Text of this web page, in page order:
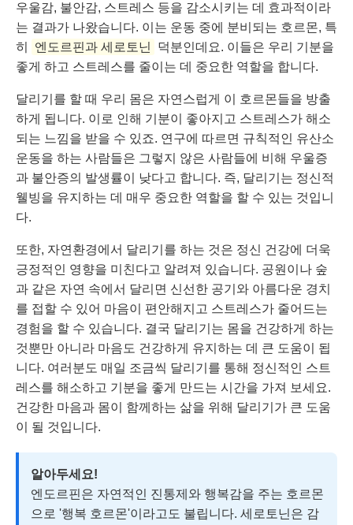
우울감, 불안감, 스트레스 등을 감소시키는 데 효과적이라
는 결과가 나왔습니다. 이는 운동 중에 분비되는 호르몬, 특
히
엔도르핀과 세로토닌
덕분인데요. 이들은 우리 기분을
좋게 하고 스트레스를 줄이는 데 중요한 역할을 합니다.
달리기를 할 때 우리 몸은 자연스럽게 이 호르몬들을 방출
하게 됩니다. 이로 인해 기분이 좋아지고 스트레스가 해소
되는 느낌을 받을 수 있죠. 연구에 따르면 규칙적인 유산소
운동을 하는 사람들은 그렇지 않은 사람들에 비해 우울증
과 불안증의 발생률이 낮다고 합니다. 즉, 달리기는 정신적
웰빙을 유지하는 데 매우 중요한 역할을 할 수 있는 것입니
다.
또한, 자연환경에서 달리기를 하는 것은 정신 건강에 더욱
긍정적인 영향을 미친다고 알려져 있습니다. 공원이나 숲
과 같은 자연 속에서 달리면 신선한 공기와 아름다운 경치
를 접할 수 있어 마음이 편안해지고 스트레스가 줄어드는
경험을 할 수 있습니다. 결국 달리기는 몸을 건강하게 하는
것뿐만 아니라 마음도 건강하게 유지하는 데 큰 도움이 됩
니다. 여러분도 매일 조금씩 달리기를 통해 정신적인 스트
레스를 해소하고 기분을 좋게 만드는 시간을 가져 보세요.
건강한 마음과 몸이 함께하는 삶을 위해 달리기가 큰 도움
이 될 것입니다.
알아두세요!
엔도르핀은 자연적인 진통제와 행복감을 주는 호르몬
으로 '행복 호르몬'이라고도 불립니다. 세로토닌은 감